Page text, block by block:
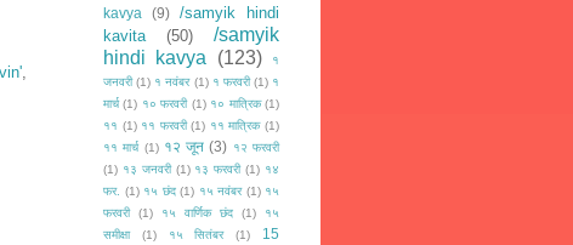
kavya
(9)
/samyik hindi
kavita
(50)
/samyik
hindi kavya
(123)
१
जनवरी (1) १ नवंबर (1) १ फरवरी (1) १
मार्च (1) १० फरवरी (1) १० मात्रिक (1)
११ (1) ११ फरवरी (1) ११ मात्रिक (1)
११ मार्च (1) १२ जून (3) १२ फरवरी
(1) १३ जनवरी (1) १३ फरवरी (1) १४
फर. (1) १५ छंद (1) १५ नवंबर (1) १५
फरवरी
(1) १५ वार्णिक छंद (1)
१५
समीक्षा
(1) १५ सितंबर (1)
15